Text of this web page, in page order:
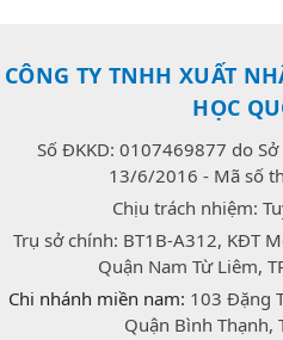
CÔNG TY TNHH XUẤT
HỌC
Số ĐKKD: 0107469877 do
13/6/2016 - Mã số
Chịu trách nhiệm:
Trụ sở chính: BT1B-A312, KĐT
Quận Nam Từ Liêm,
Chi nhánh miền nam: 103 Đặng
Quận Bình Thạnh,